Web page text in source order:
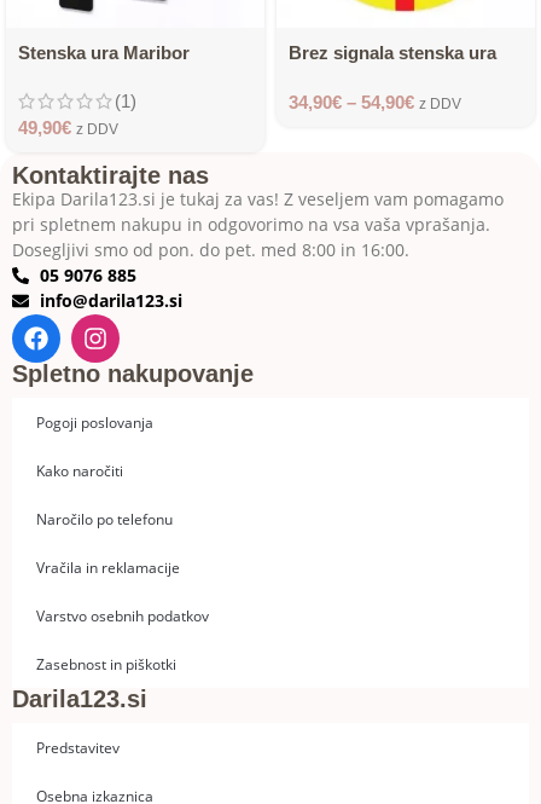
Stenska ura Maribor
(1)
49,90€ z DDV
Brez signala stenska ura
34,90€ – 54,90€ z DDV
Kontaktirajte nas
Ekipa Darila123.si je tukaj za vas! Z veseljem vam pomagamo
pri spletnem nakupu in odgovorimo na vsa vaša vprašanja.
Dosegljivi smo od pon. do pet. med 8:00 in 16:00.
05 9076 885
info@darila123.si
Spletno nakupovanje
Pogoji poslovanja
Kako naročiti
Naročilo po telefonu
Vračila in reklamacije
Varstvo osebnih podatkov
Zasebnost in piškotki
Darila123.si
Predstavitev
Osebna izkaznica